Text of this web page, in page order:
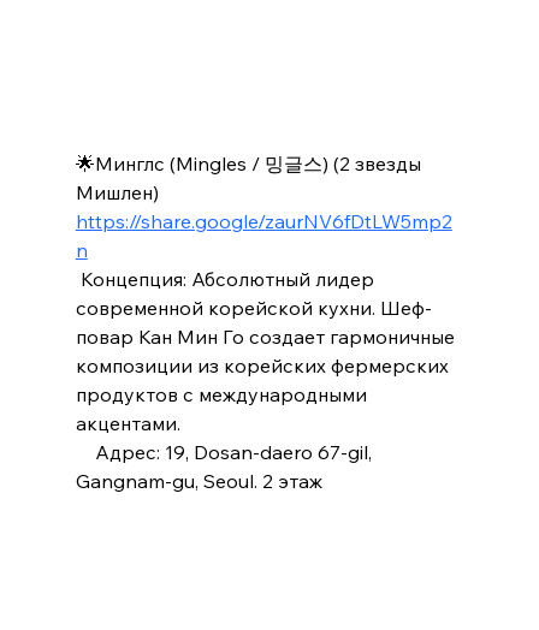
🌟Минглс (Mingles / 밍글스) (2 звезды
Мишлен)
https://share.google/zaurNV6fDtLW5mp2
n
современной корейской кухни. Шеф-
повар Кан Мин Го создает гармоничные
композиции из корейских фермерских
продуктов с международными
акцентами.
Адрес: 19, Dosan-daero 67-gil,
Gangnam-gu, Seoul. 2 этаж